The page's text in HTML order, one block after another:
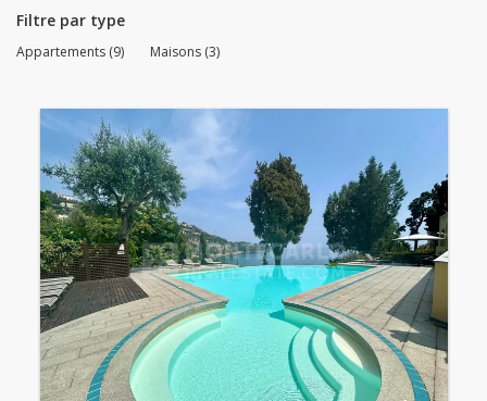
Filtre par type
Appartements (9) Maisons (3)